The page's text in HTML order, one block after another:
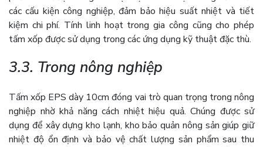
các cấu kiện công nghiệp, đảm bảo hiệu suất nhiệt và tiết
kiệm chi phí. Tính linh hoạt trong gia công cũng cho phép
tấm xốp được sử dụng trong các ứng dụng kỹ thuật đặc thù.
3.3. Trong nông nghiệp
Tấm xốp EPS dày 10cm đóng vai trò quan trọng trong nông
nghiệp nhờ khả năng cách nhiệt hiệu quả. Chúng được sử
dụng để xây dựng kho lạnh, kho bảo quản nông sản giúp giữ
nhiệt độ ổn định và bảo vệ chất lượng sản phẩm sau thu